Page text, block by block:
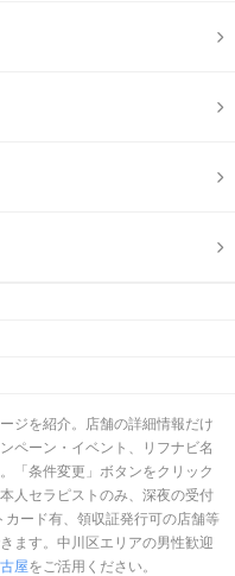
ジを紹介。店舗の詳細情報だけ
ペーン・イベント、リフナビ名
「条件変更」ボタンをクリック
人セラピストのみ、深夜の受付
ード有、領収証発行可の店舗等
ます。中川区エリアの男性歓迎
屋をご活用ください。